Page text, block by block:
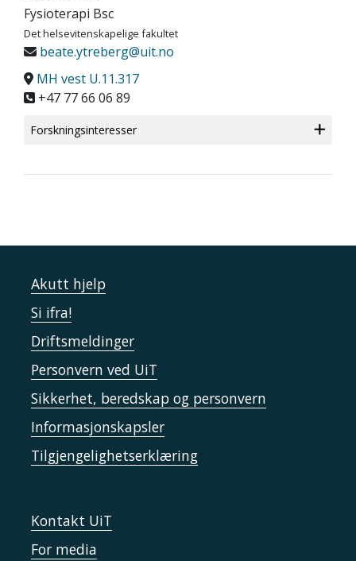
Fysioterapi Bsc
Det helsevitenskapelige fakultet
beate.ytreberg@uit.no
MH vest U.11.317
+47 77 66 06 89
Forskningsinteresser
Akutt hjelp
Si ifra!
Driftsmeldinger
Personvern ved UiT
Sikkerhet, beredskap og personvern
Informasjonskapsler
Tilgjengelighetserklæring
Kontakt UiT
For media